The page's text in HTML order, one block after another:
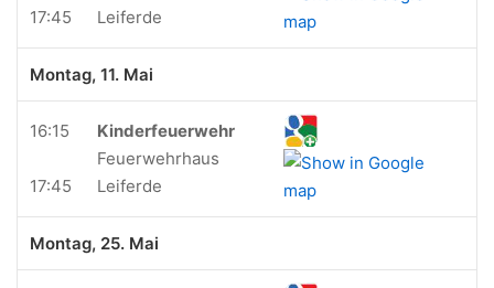
17:45
Leiferde
Montag, 11. Mai
16:15
17:45
Kinderfeuerwehr
Feuerwehrhaus
Leiferde
Montag, 25. Mai